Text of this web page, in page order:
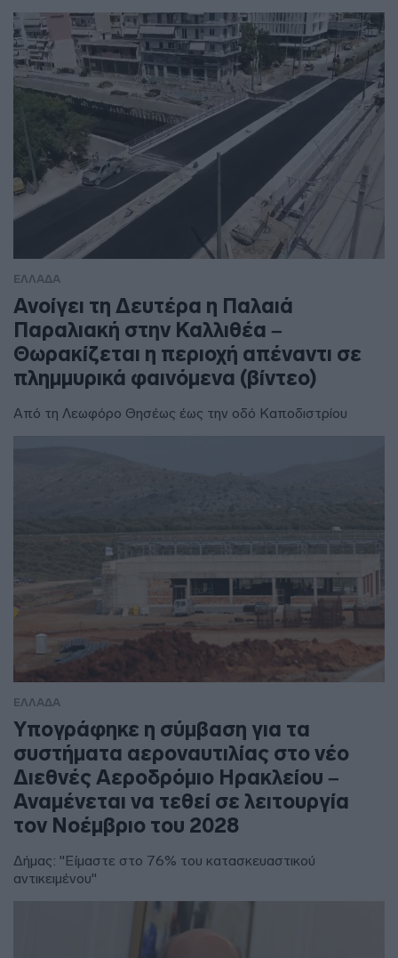
ΕΛΛΑΔΑ
Ανοίγει τη Δευτέρα η Παλαιά
Παραλιακή στην Καλλιθέα –
Θωρακίζεται η περιοχή απέναντι σε
πλημμυρικά φαινόμενα (βίντεο)
Από τη Λεωφόρο Θησέως έως την οδό Καποδιστρίου
ΕΛΛΑΔΑ
Υπογράφηκε η σύμβαση για τα
συστήματα αεροναυτιλίας στο νέο
Διεθνές Αεροδρόμιο Ηρακλείου –
Αναμένεται να τεθεί σε λειτουργία
τον Νοέμβριο του 2028
Δήμας: "Είμαστε στο 76% του κατασκευαστικού
αντικειμένου"